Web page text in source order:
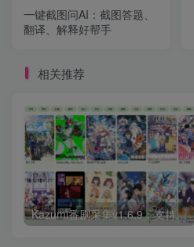
一键截图问AI：截图答题、
翻译、解释好帮手
相关推荐
Kazumi番剧采集v1.6.9：支持自定义规则+在线观看+弹幕，跨平台下载